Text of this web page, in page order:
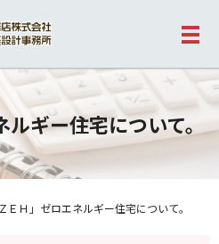
メ
ギー住宅について。
ＺＥＨ」ゼロエネルギー住宅について。